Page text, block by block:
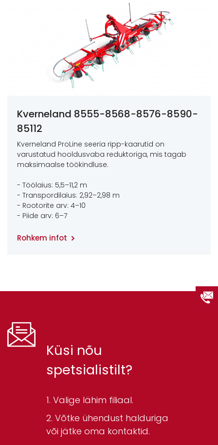
Kverneland 8555-8568-8576-8590-
85112
Kverneland ProLine seeria ripp-kaarutid on
varustatud hooldusvaba reduktoriga, mis tagab
maksimaalse töökindluse.
- Töölaius: 5,5–11,2 m
- Transpordilaius: 2,92–2,98 m
- Rootorite arv: 4–10
- Piide arv: 6–7
Rohkem infot
Küsi nõu
spetsialistilt?
Valige lähim filiaal.
Võtke ühendust halduriga
või jätke oma kontaktid.